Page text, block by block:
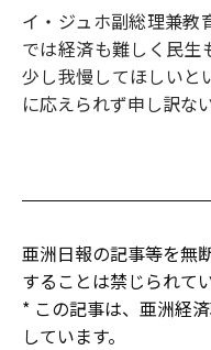
イ・ジュホ副総理兼教
では経済も難しく民生
少し我慢してほしいと
に応えられず申し訳な
亜洲日報の記事等を無
することは禁じられてい
* この記事は、亜洲経
しています。